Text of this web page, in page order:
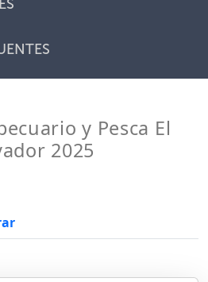
y Pesca El
2025